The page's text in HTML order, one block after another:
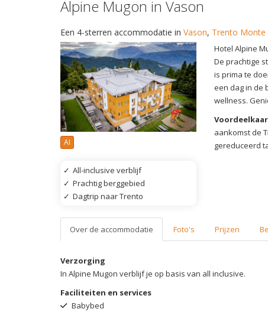
Alpine Mugon in Vason
Een 4-sterren accommodatie in Vason, Trento Monte
AI
✓ All-inclusive verblijf
✓ Prachtig berggebied
✓ Dagtrip naar Trento
Hotel Alpine
De prachtige
is prima te
een dag in de
wellness.
aankomst de
gereduceerd
Over de accommodatie Foto's Prijzen
Verzorging
In Alpine Mugon verblijf je op basis van all inclusive.
Faciliteiten en services
Babybed